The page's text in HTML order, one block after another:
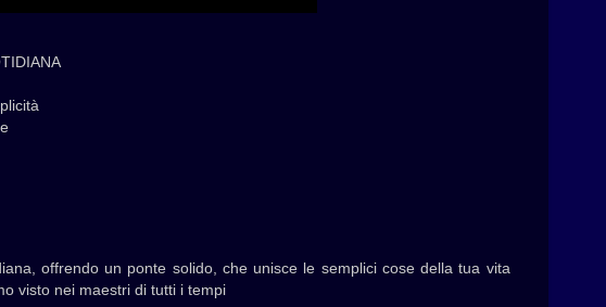
offrendo un ponte solido, che unisce le semplici cose della tua vita
visto nei maestri di tutti i tempi